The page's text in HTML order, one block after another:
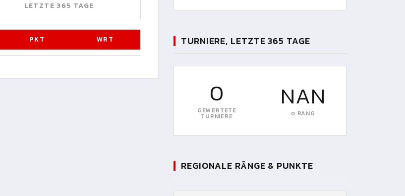
LETZTE 365 TAGE
PKT WRT TURNIERE, LETZTE 365 TAGE
0
GEWERTETE
TURNIERE
NAN
∅ RANG
REGIONALE RÄNGE & PUNKTE